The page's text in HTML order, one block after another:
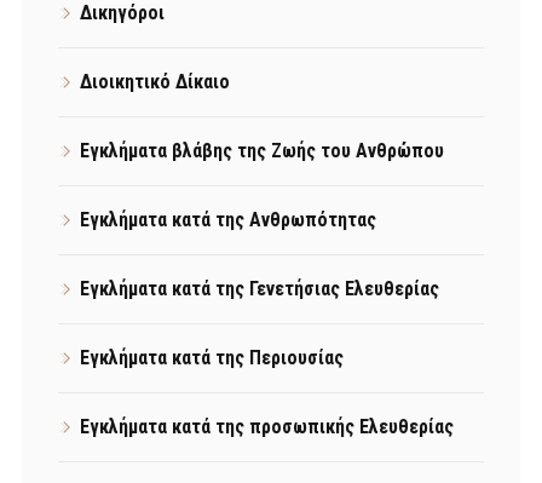
Δικηγόροι
Διοικητικό Δίκαιο
Εγκλήματα βλάβης της Ζωής του Ανθρώπου
Εγκλήματα κατά της Ανθρωπότητας
Εγκλήματα κατά της Γενετήσιας Ελευθερίας
Εγκλήματα κατά της Περιουσίας
Εγκλήματα κατά της προσωπικής Ελευθερίας